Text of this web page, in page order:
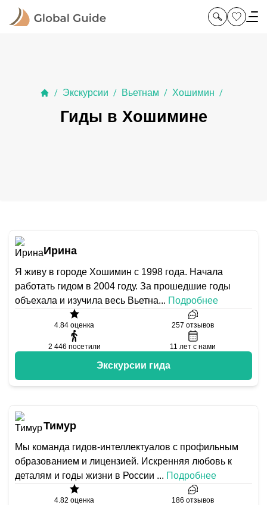
/ Экскурсии / Вьетнам / Хошимин /
Гиды в Хошимине
Ирина
Я живу в городе Хошимин c 1998 года. Начала
работать гидом в 2004 году. За прошедшие годы
объехала и изучила весь Вьетна... Подробнее
4.84 оценка 257 отзывов
2 446 посетили 11 лет с нами
Экскурсии гида
Тимур
Мы команда гидов-интеллектуалов с профильным
образованием и лицензией. Искренняя любовь к
деталям и годы жизни в России ... Подробнее
4.82 оценка 186 отзывов